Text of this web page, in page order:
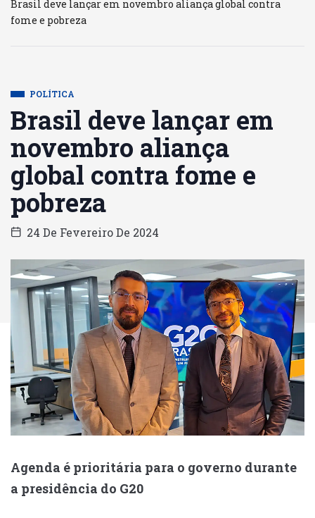
Brasil deve lançar em novembro aliança global contra
fome e pobreza
POLÍTICA
Brasil deve lançar em
novembro aliança
global contra fome e
pobreza
24 De Fevereiro De 2024
Agenda é prioritária para o governo durante
a presidência do G20